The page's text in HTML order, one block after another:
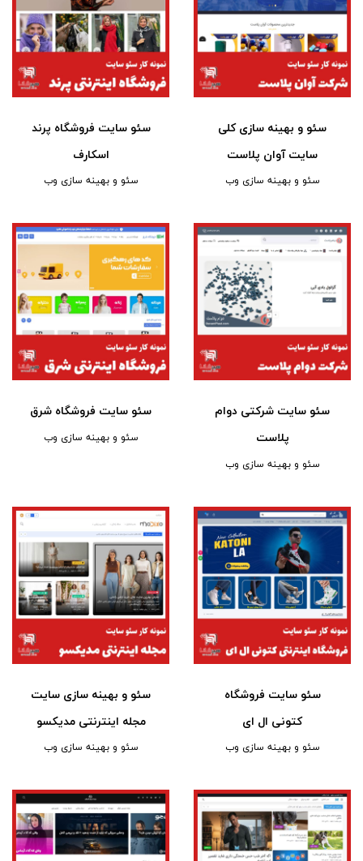
سئو و بهینه سازی کلی
سایت آوان پلاست
سئو و بهینه سازی وب
سئو سایت فروشگاه پرند
اسکارف
سئو و بهینه سازی وب
سئو سایت شرکتی دوام
پلاست
سئو و بهینه سازی وب
سئو سایت فروشگاه شرق
سئو و بهینه سازی وب
سئو سایت فروشگاه
کتونی ال ای
سئو و بهینه سازی وب
سئو و بهینه سازی سایت
مجله اینترنتی مدیکسو
سئو و بهینه سازی وب